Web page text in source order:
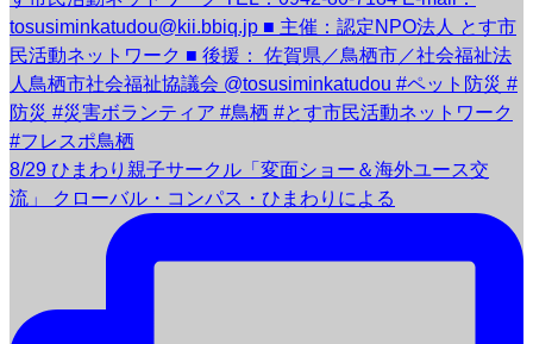
8/29 ひまわり親子サークル「変面ショー＆海外ユース交
流」 クローバル・コンパス・ひまわりによる